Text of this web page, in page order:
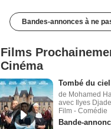
Bandes-annonces à ne
Films
Cinéma
Tombé du ciel
de Mohamed
avec Ilyes
Film - Comédie
Bande-